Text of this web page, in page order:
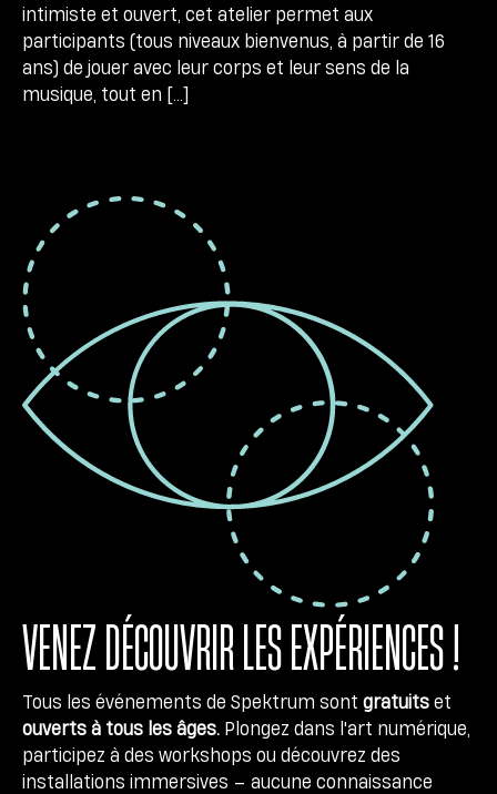
intimiste et ouvert, cet atelier permet aux
participants (tous niveaux bienvenus, à partir de 16
ans) de jouer avec leur corps et leur sens de la
musique, tout en […]
VENEZ DÉCOUVRIR LES EXPÉRIENCES !
Tous les événements de Spektrum sont gratuitset
ouverts à tous les âges. Plongez dans l'art numérique,
participez à des workshops ou découvrez des
installations immersives – aucune connaissance